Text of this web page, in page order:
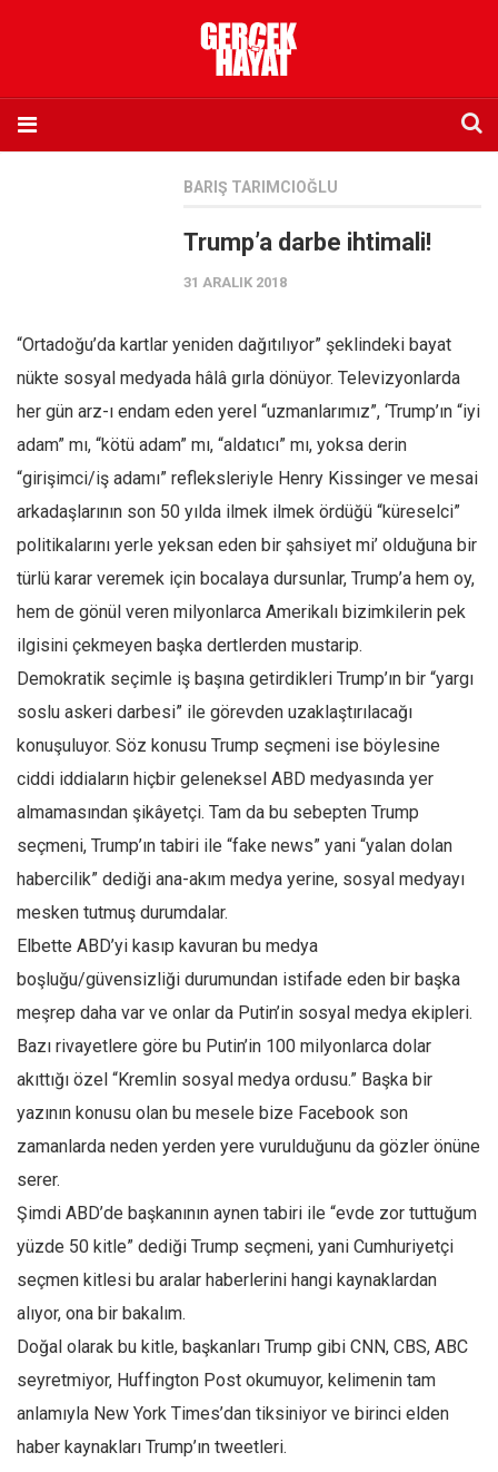
Eksik sayıların temini
Sosyal Medya
Twitter
Facebook
Instagram
YouTube
Editörden
Kemal Özer
Mahmut Toptaş
Yvonne Ridley
Barış Tarımcıoğlu
Ömer Kayani
Yusuf Armağan
Hasanali Yıldırım
Leyla Şerif Emin
Selçuk Türkyılmaz
Abir E. Nahas
Amina S. Jenenkovic
Bağdagül Öz
» Yazar arşivi
Bu Sayı
Kategoriler
Kültür Sanat
Kitap
Karisi kitap sualleri
BARIŞ TARIMCIOĞLU
Trump’a darbe ihtimali!
31 ARALIK 2018
“Ortadoğu’da kartlar yeniden dağıtılıyor” şeklindeki bayat
nükte sosyal medyada hâlâ gırla dönüyor. Televizyonlarda
her gün arz-ı endam eden yerel “uzmanlarımız”, ‘Trump’ın “iyi
adam” mı, “kötü adam” mı, “aldatıcı” mı, yoksa derin
“girişimci/iş adamı” refleksleriyle Henry Kissinger ve mesai
arkadaşlarının son 50 yılda ilmek ilmek ördüğü “küreselci”
politikalarını yerle yeksan eden bir şahsiyet mi’ olduğuna bir
türlü karar veremek için bocalaya dursunlar, Trump’a hem oy,
hem de gönül veren milyonlarca Amerikalı bizimkilerin pek
ilgisini çekmeyen başka dertlerden mustarip.
Demokratik seçimle iş başına getirdikleri Trump’ın bir “yargı
soslu askeri darbesi” ile görevden uzaklaştırılacağı
konuşuluyor. Söz konusu Trump seçmeni ise böylesine
ciddi iddiaların hiçbir geleneksel ABD medyasında yer
almamasından şikâyetçi. Tam da bu sebepten Trump
seçmeni, Trump’ın tabiri ile “fake news” yani “yalan dolan
habercilik” dediği ana-akım medya yerine, sosyal medyayı
mesken tutmuş durumdalar.
Elbette ABD’yi kasıp kavuran bu medya
boşluğu/güvensizliği durumundan istifade eden bir başka
meşrep daha var ve onlar da Putin’in sosyal medya ekipleri.
Bazı rivayetlere göre bu Putin’in 100 milyonlarca dolar
akıttığı özel “Kremlin sosyal medya ordusu.” Başka bir
yazının konusu olan bu mesele bize Facebook son
zamanlarda neden yerden yere vurulduğunu da gözler önüne
serer.
Şimdi ABD’de başkanının aynen tabiri ile “evde zor tuttuğum
yüzde 50 kitle” dediği Trump seçmeni, yani Cumhuriyetçi
seçmen kitlesi bu aralar haberlerini hangi kaynaklardan
alıyor, ona bir bakalım.
Doğal olarak bu kitle, başkanları Trump gibi CNN, CBS, ABC
seyretmiyor, Huffington Post okumuyor, kelimenin tam
anlamıyla New York Times’dan tiksiniyor ve birinci elden
haber kaynakları Trump’ın tweetleri.